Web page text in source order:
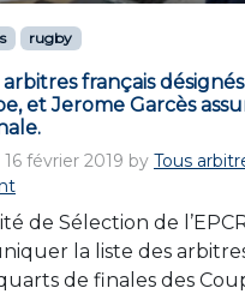
rugby
français
et Jerome Garcès
16 février 2019 by Tous
de Sélection de
la liste des
de finales des